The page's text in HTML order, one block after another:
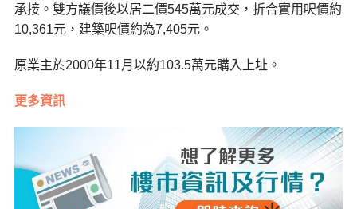
承接。雙方議價後以居二價545萬元成交，折合實用呎價約
10,361元，建築呎價約為7,405元。
原業主於2000年11月以約103.5萬元購入上址。
更多資訊